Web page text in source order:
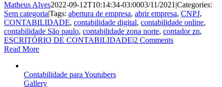
Matheus Alves2022-09-12T10:14:34-03:0003/11/2021 |Categories:
Sem categoria|Tags: abertura de empresa, abrir empresa, CNPJ,
CONTABILIDADE, contabilidade digital, contabilidade online,
contabilidade São paulo, contabilidade zona norte, contador zn,
ESCRITÓRIO DE CONTABILIDADE|2 Comments
Read More
Contabilidade para Youtubers
Gallery